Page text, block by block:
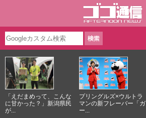
「えだまめって、こんな
に甘かった？」新潟県民
が...
プリングルズ×ウルトラ
マンの新フレーバー「ガ
ー...